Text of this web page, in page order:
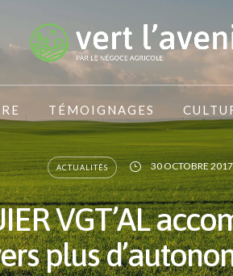
TÉMOIGNAGES
ACTUALITÉS 30 OCTOBRE 2017
VGT’AL
plus